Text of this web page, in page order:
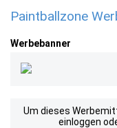
Paintballzone
Werbebanner
Um dieses
einloggen